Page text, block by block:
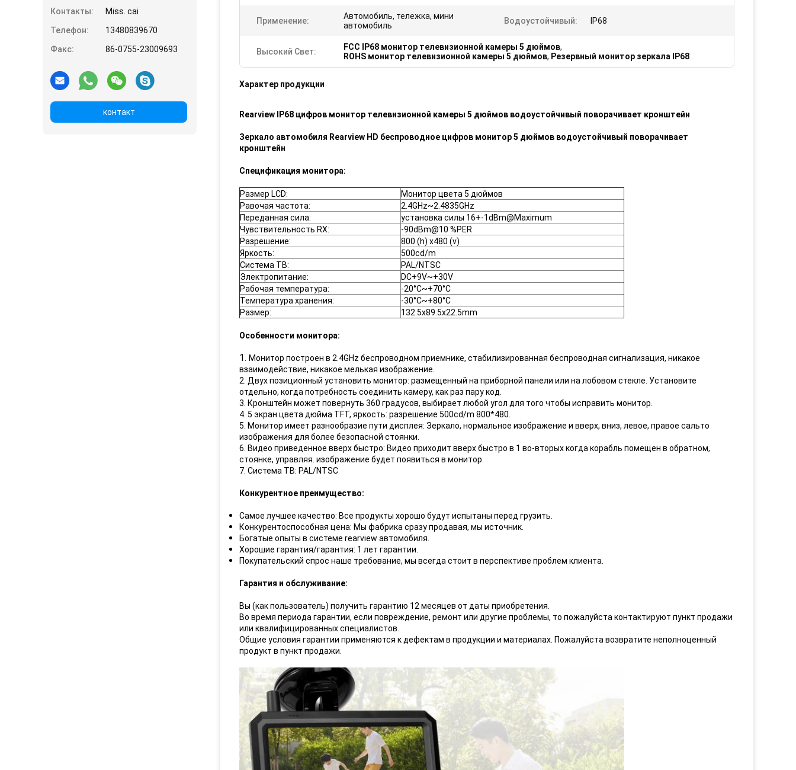
Контакты:
Miss. cai
Телефон:
13480839670
Факс:
86-0755-23009693
контакт
Применение:
Автомобиль, тележка, мини
автомобиль
Водоустойчивый: IP68
Высокий Свет: FCC IP68 монитор телевизионной камеры 5 дюймов,
ROHS монитор телевизионной камеры 5 дюймов, Резервный монитор зеркала IP68
Характер продукции
Rearview IP68 цифров монитор телевизионной камеры 5 дюймов водоустойчивый поворачивает кронштейн
Зеркало автомобиля Rearview HD беспроводное цифров монитор 5 дюймов водоустойчивый поворачивает
кронштейн
Спецификация монитора:
Размер LCD:
Монитор цвета 5 дюймов
Равочая частота:
2.4GHz~2.4835GHz
Переданная сила:
установка силы 16+-1dBm@Maximum
Чувствительность RX:
-90dBm@10 %PER
Разрешение:
800 (h) x480 (v)
Яркость:
500cd/m
Система ТВ:
PAL/NTSC
Электропитание:
DC+9V~+30V
Рабочая температура:
-20°C~+70°C
Температура хранения:
-30°C~+80°C
Размер:
132.5x89.5x22.5mm
Особенности монитора:
1. Монитор построен в 2.4GHz беспроводном приемнике, стабилизированная беспроводная сигнализация, никакое
взаимодействие, никакое мелькая изображение.
2. Двух позиционный установить монитор: размещенный на приборной панели или на лобовом стекле. Установите
отдельно, когда потребность соединить камеру, как раз пару код.
3. Кронштейн может повернуть 360 градусов, выбирает любой угол для того чтобы исправить монитор.
4. 5 экран цвета дюйма TFT, яркость: разрешение 500cd/m 800*480.
5. Монитор имеет разнообразие пути дисплея: Зеркало, нормальное изображение и вверх, вниз, левое, правое сальто
изображения для более безопасной стоянки.
6. Видео приведенное вверх быстро: Видео приходит вверх быстро в 1 во-вторых когда корабль помещен в обратном,
стоянке, управляя. изображение будет появиться в монитор.
7. Система ТВ: PAL/NTSC
Конкурентное преимущество:
Самое лучшее качество: Все продукты хорошо будут испытаны перед грузить.
Конкурентоспособная цена: Мы фабрика сразу продавая, мы источник.
Богатые опыты в системе rearview автомобиля.
Хорошие гарантия/гарантия: 1 лет гарантии.
Покупательский спрос наше требование, мы всегда стоит в перспективе проблем клиента.
Гарантия и обслуживание:
Вы (как пользователь) получить гарантию 12 месяцев от даты приобретения.
Во время периода гарантии, если повреждение, ремонт или другие проблемы, то пожалуйста контактируют пункт продажи
или квалифицированных специалистов.
Общие условия гарантии применяются к дефектам в продукции и материалах. Пожалуйста возвратите неполноценный
продукт в пункт продажи.